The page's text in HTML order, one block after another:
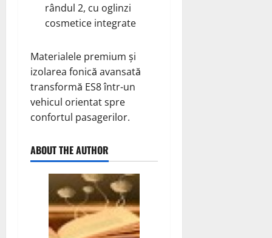
rândul 2, cu oglinzi
cosmetice integrate
Materialele premium și
izolarea fonică avansată
transformă ES8 într-un
vehicul orientat spre
confortul pasagerilor.
ABOUT THE AUTHOR